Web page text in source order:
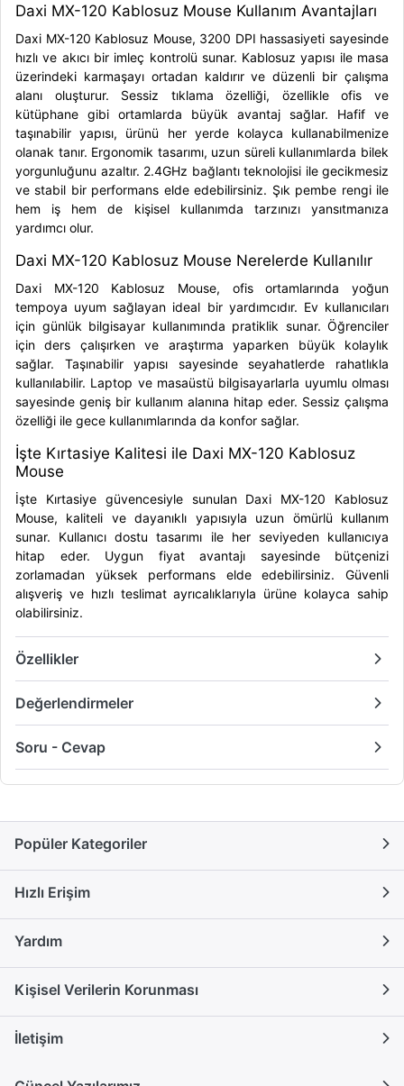
Daxi MX-120 Kablosuz Mouse Kullanım Avantajları
Daxi MX-120 Kablosuz Mouse, 3200 DPI hassasiyeti sayesinde
hızlı ve akıcı bir imleç kontrolü sunar. Kablosuz yapısı ile masa
üzerindeki karmaşayı ortadan kaldırır ve düzenli bir çalışma
alanı oluşturur. Sessiz tıklama özelliği, özellikle ofis ve
kütüphane gibi ortamlarda büyük avantaj sağlar. Hafif ve
taşınabilir yapısı, ürünü her yerde kolayca kullanabilmenize
olanak tanır. Ergonomik tasarımı, uzun süreli kullanımlarda bilek
yorgunluğunu azaltır. 2.4GHz bağlantı teknolojisi ile gecikmesiz
ve stabil bir performans elde edebilirsiniz. Şık pembe rengi ile
hem iş hem de kişisel kullanımda tarzınızı yansıtmanıza
yardımcı olur.
Daxi MX-120 Kablosuz Mouse Nerelerde Kullanılır
Daxi MX-120 Kablosuz Mouse, ofis ortamlarında yoğun
tempoya uyum sağlayan ideal bir yardımcıdır. Ev kullanıcıları
için günlük bilgisayar kullanımında pratiklik sunar. Öğrenciler
için ders çalışırken ve araştırma yaparken büyük kolaylık
sağlar. Taşınabilir yapısı sayesinde seyahatlerde rahatlıkla
kullanılabilir. Laptop ve masaüstü bilgisayarlarla uyumlu olması
sayesinde geniş bir kullanım alanına hitap eder. Sessiz çalışma
özelliği ile gece kullanımlarında da konfor sağlar.
İşte Kırtasiye Kalitesi ile Daxi MX-120 Kablosuz
Mouse
İşte Kırtasiye güvencesiyle sunulan Daxi MX-120 Kablosuz
Mouse, kaliteli ve dayanıklı yapısıyla uzun ömürlü kullanım
sunar. Kullanıcı dostu tasarımı ile her seviyeden kullanıcıya
hitap eder. Uygun fiyat avantajı sayesinde bütçenizi
zorlamadan yüksek performans elde edebilirsiniz. Güvenli
alışveriş ve hızlı teslimat ayrıcalıklarıyla ürüne kolayca sahip
olabilirsiniz.
Özellikler
Değerlendirmeler
Soru - Cevap
Popüler Kategoriler
Hızlı Erişim
Yardım
Kişisel Verilerin Korunması
İletişim